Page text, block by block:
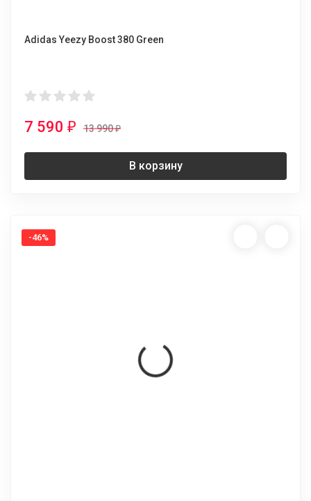
Adidas Yeezy Boost 380 Green
7 590 ₽ 13 990₽
В корзину
-46%